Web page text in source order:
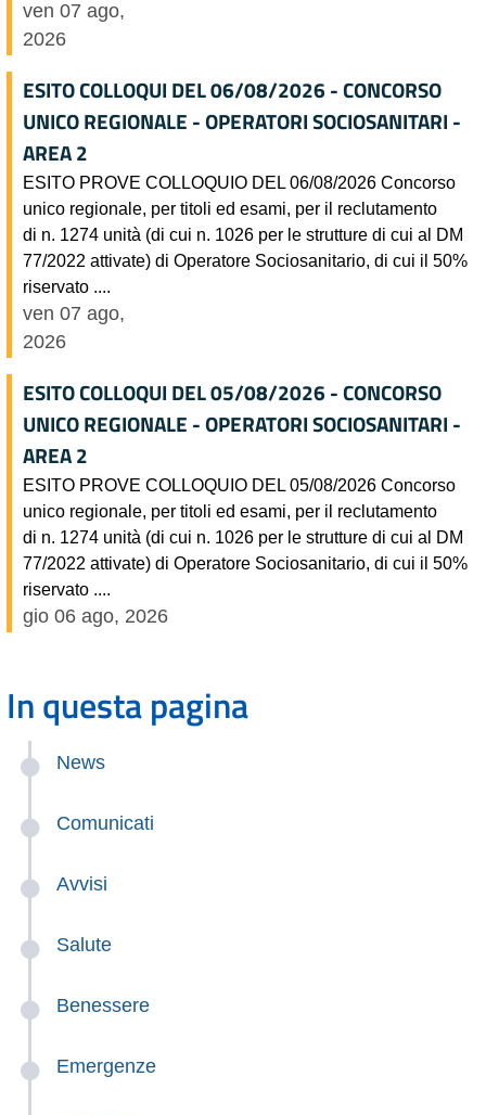
ven 07 ago,
2026
ESITO COLLOQUI DEL 06/08/2026 - CONCORSO
UNICO REGIONALE - OPERATORI SOCIOSANITARI -
AREA 2
ESITO PROVE COLLOQUIO DEL 06/08/2026 Concorso
unico regionale, per titoli ed esami, per il reclutamento
di n. 1274 unità (di cui n. 1026 per le strutture di cui al DM
77/2022 attivate) di Operatore Sociosanitario, di cui il 50%
riservato ....
ven 07 ago,
2026
ESITO COLLOQUI DEL 05/08/2026 - CONCORSO
UNICO REGIONALE - OPERATORI SOCIOSANITARI -
AREA 2
ESITO PROVE COLLOQUIO DEL 05/08/2026 Concorso
unico regionale, per titoli ed esami, per il reclutamento
di n. 1274 unità (di cui n. 1026 per le strutture di cui al DM
77/2022 attivate) di Operatore Sociosanitario, di cui il 50%
riservato ....
gio 06 ago, 2026
In questa pagina
News
Comunicati
Avvisi
Salute
Benessere
Emergenze